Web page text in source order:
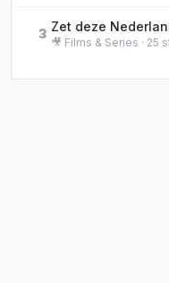
3
🎥 Films & Series · 25